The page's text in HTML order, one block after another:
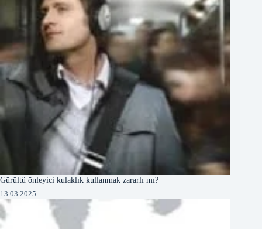
Gürültü önleyici kulaklık kullanmak zararlı mı?
13.03.2025